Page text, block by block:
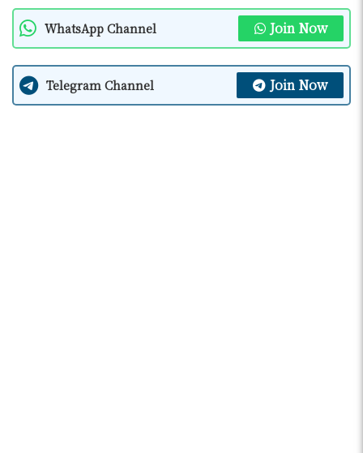
WhatsApp Channel Join Now
Telegram Channel Join Now